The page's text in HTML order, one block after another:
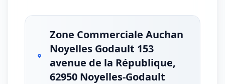
Zone Commerciale Auchan
Noyelles Godault 153
avenue de la République,
62950 Noyelles-Godault